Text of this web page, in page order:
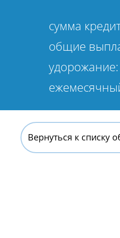
сумма
общие
удорожание:
Вернуться к списку